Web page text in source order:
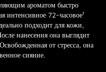
ароматом быстро
интенсивное 72-часовое¹
подходит для кожи,
нанесения она выглядит
от стресса, она
сияние.